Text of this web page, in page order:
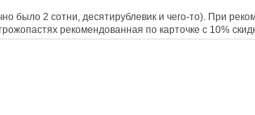
было 2 сотни, десятирублевик и чего-то). При
рекомендованная по карточке с 10%